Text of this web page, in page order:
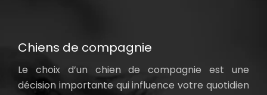
Chiens de compagnie
Le choix d’un chien de compagnie est une
décision importante qui influence votre quotidien